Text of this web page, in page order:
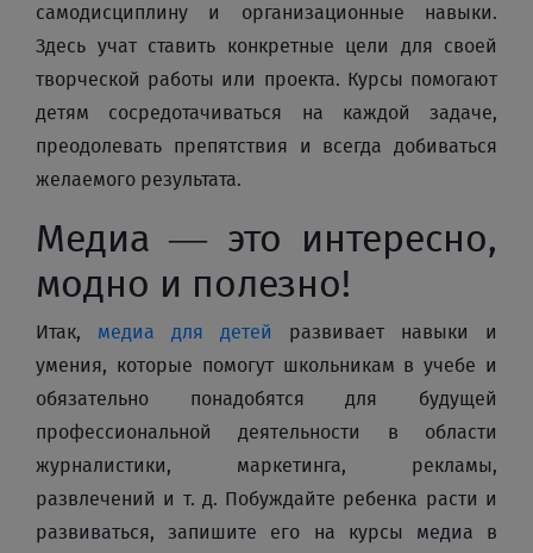
самодисциплину и организационные навыки.
Здесь учат ставить конкретные цели для своей
творческой работы или проекта. Курсы помогают
детям сосредотачиваться на каждой задаче,
преодолевать препятствия и всегда добиваться
желаемого результата.
Медиа — это интересно,
модно и полезно!
Итак, медиа для детей
развивает навыки и
умения, которые помогут школьникам в учебе и
обязательно понадобятся для будущей
профессиональной деятельности в области
журналистики, маркетинга, рекламы,
развлечений и т. д. Побуждайте ребенка расти и
развиваться, запишите его на курсы медиа в